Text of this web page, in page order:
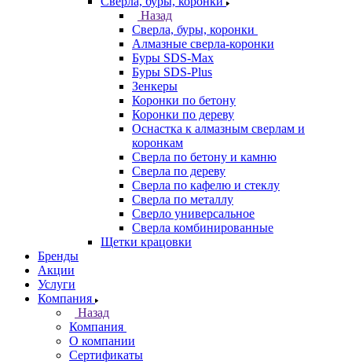
Назад
Сверла, буры, коронки
Алмазные сверла-коронки
Буры SDS-Max
Буры SDS-Plus
Зенкеры
Коронки по бетону
Коронки по дереву
Оснастка к алмазным сверлам и
коронкам
Сверла по бетону и камню
Сверла по дереву
Сверла по кафелю и стеклу
Сверла по металлу
Сверло универсальное
Сверла комбинированные
Щетки крацовки
Бренды
Акции
Услуги
Компания
Назад
Компания
О компании
Сертификаты